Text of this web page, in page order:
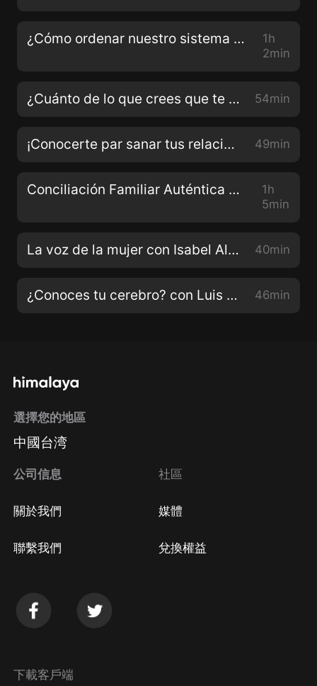
¿Cómo ordenar nuestro sistema familiar? con María Dolores Paoli
1h
2min
¿Cuánto de lo que crees que te hace falta,en verdad, necesitas? Con Giovanna Gavelli 54min
¡Conocerte par sanar tus relaciones! Con Paula López 49min
Conciliación Familiar Auténtica Con Roberto Martínez
1h
5min
La voz de la mujer con Isabel Allende 40min
¿Conoces tu cerebro? con Luis Arocha 46min
選擇您的地區
中國台湾
公司信息
關於我們
聯繫我們
社區
媒體
兌換權益
下載客戶端